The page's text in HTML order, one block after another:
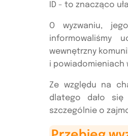
ID - to znacząco
O wyzwaniu,
informowaliśmy
wewnętrzny
i powiadomieniach
Ze względu na
dlatego dało się
szczególnie o